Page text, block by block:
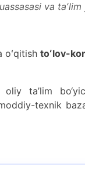
va
oʻqitish toʻlov-
ta’lim
texnik